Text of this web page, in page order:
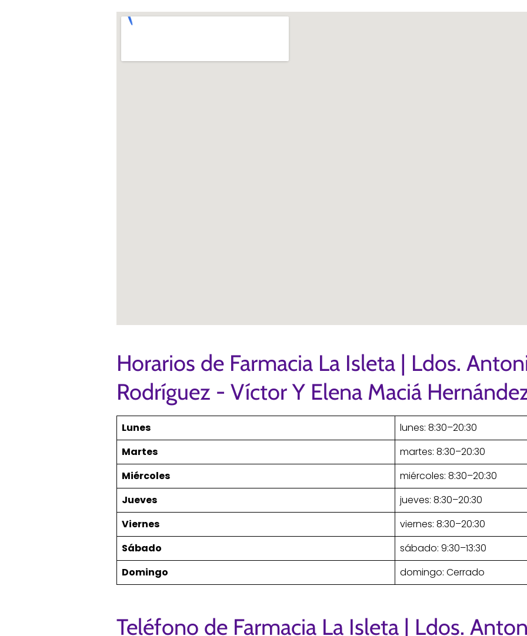
Horarios de Farmacia La Isleta | Ldos.
Rodríguez - Víctor Y Elena Maciá
Lunes
lunes: 8:30–20:30
Martes
martes: 8:30–20:30
Miércoles
miércoles: 8:30–20:30
Jueves
jueves: 8:30–20:30
Viernes
viernes: 8:30–20:30
Sábado
sábado: 9:30–13:30
Domingo
domingo: Cerrado
Teléfono de Farmacia La Isleta | Ldos.